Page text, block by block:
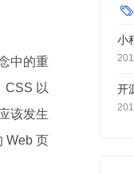
中的重
CSS 以
该发生
Web 页

小
开